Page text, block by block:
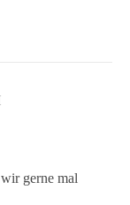
gerne mal